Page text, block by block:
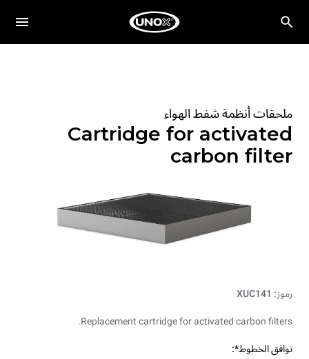
ملحقات أنظمة شفط الهواء
Cartridge for activated
carbon filter
رموز: XUC141
Replacement cartridge for activated carbon filters.
توافق الخطوط*: